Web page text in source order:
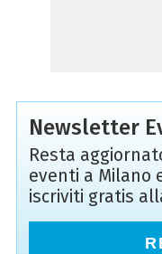
Newsletter
Resta
eventi a Milano
iscriviti gratis